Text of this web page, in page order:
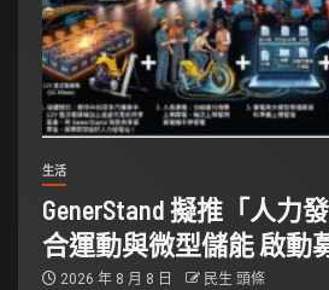
生活
GenerStand 擬推「人力
合運動與微型儲能 啟動
2026 年 8 月 8 日 民生 頭條